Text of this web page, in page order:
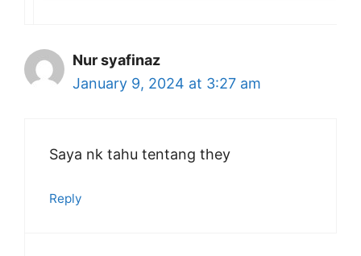
Nur syafinaz
January 9, 2024 at 3:27 am
Saya nk tahu tentang they
Reply